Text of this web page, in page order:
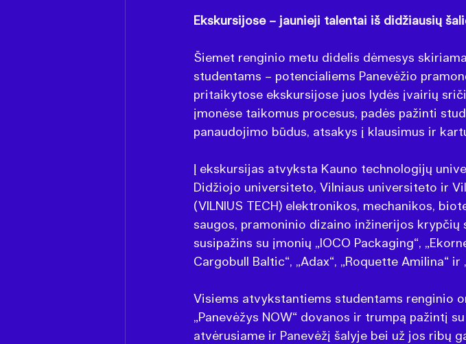
Ekskursijose – jaunieji talentai iš didžiausių
Šiemet renginio metu didelis dėmesys
studentams – potencialiems Panevėžio
pritaikytose ekskursijose juos lydės įvairių
įmonėse taikomus procesus, padės pažinti
panaudojimo būdus, atsakys į klausimus ir
Į ekskursijas atvyksta Kauno technologijų
Didžiojo universiteto, Vilniaus universiteto ir
(VILNIUS TECH) elektronikos, mechanikos,
saugos, pramoninio dizaino inžinerijos krypčių
susipažins su įmonių „IOCO Packaging“,
Cargobull Baltic“, „Adax“, „Roquette Amilina“ ir
Visiems atvykstantiems studentams renginio
„Panevėžys NOW“ dovanos ir trumpą pažintį
atvėrusiame ir Panevėžį šalyje bei už jos ribų